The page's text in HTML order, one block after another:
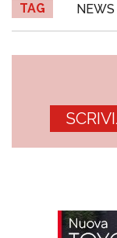
TAG NEWS